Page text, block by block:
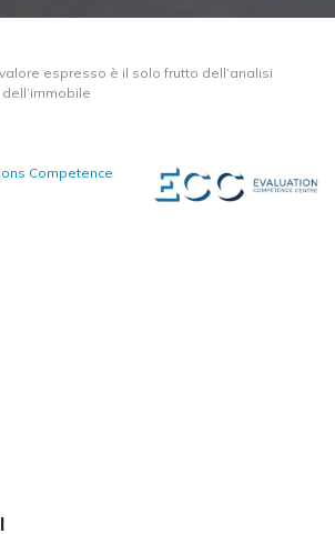
espresso è il solo frutto dell’analisi
Competence